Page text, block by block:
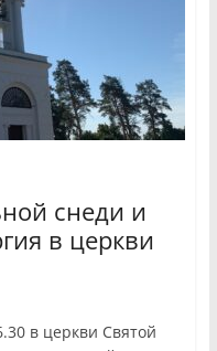
снеди и
в церкви
в церкви Святой